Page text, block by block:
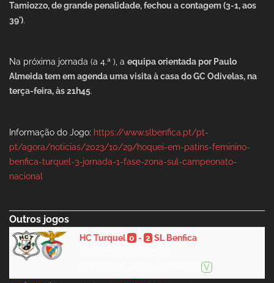
Tamiozzo, de grande penalidade, fechou a contagem (3-1, aos
39').
Na próxima jornada (a 4.ª ), a equipa orientada por Paulo
Almeida tem em agenda uma visita à casa do GC Odivelas, na
terça-feira, às 21h45.
Informação do Jogo: https://www.slbenfica.pt/pt-
pt/agora/noticias/2023/10/29/hoquei-em-patins-feminino-
benfica-turquel-3-jornada-1-fase-zona-sul-campeonato-
nacional
Outros jogos
HC Turquel 0 - 2 SL Benfica
V